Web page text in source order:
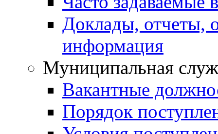
Доклады, отчеты,
информация
Муниципальная
Вакантные
Порядок